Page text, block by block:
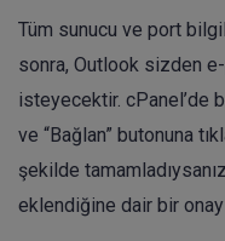
Tüm sunucu ve port
sonra, Outlook sizden
isteyecektir. cPanel’de
ve “Bağlan” butonuna
şekilde
eklendiğine dair bir